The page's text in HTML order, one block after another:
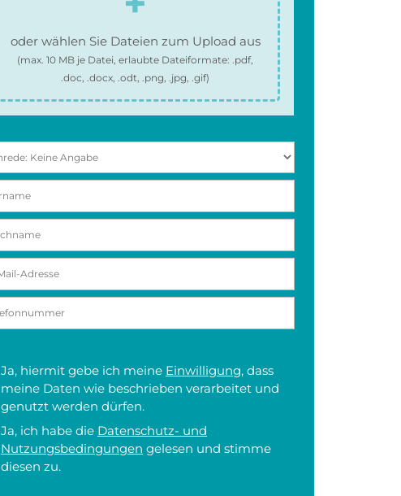
oder wählen Sie Dateien zum Upload aus
(max.10 MB je Datei, erlaubte Dateiformate:.pdf,
.doc, .docx, .odt, .png, .jpg, .gif)
Ja, hiermit gebe ich meine Einwilligung, dass
meine Daten wie beschrieben verarbeitet und
genutzt werden dürfen.
Ja, ich habe die Datenschutz- und
Nutzungsbedingungen gelesen und stimme
diesen zu.